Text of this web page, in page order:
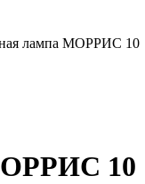
лампа МОРРИС 10
10